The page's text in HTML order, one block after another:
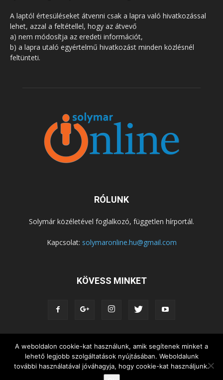
A laptól értesüléseket átvenni csak a lapra való hivatkozással
lehet, azzal a feltétellel, hogy az átvevő
a) nem módosítja az eredeti információt,
b) a lapra utaló egyértelmű hivatkozást minden közlésnél
feltünteti.
RÓLUNK
Solymár közéletével foglalkozó, független hírportál.
Kapcsolat: solymaronline.hu@gmail.com
KÖVESS MINKET
KÖZÉLET KÖZÖSSÉGEK
SZABADIDŐ
NEMZETISÉG, HELYTÖRTÉNET
RIPORTOK
KÖZÉRDEKŰ INFORMÁCIÓK
A weboldalon cookie-kat használunk, amik segítenek minket a
lehető legjobb szolgáltatások nyújtásában. Weboldalunk
további használatával jóváhagyja, hogy cookie-kat használjunk.